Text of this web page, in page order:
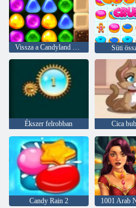
Süti
Ékszer felrobban Cica
Candy Rain 2